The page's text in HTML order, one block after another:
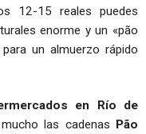
12-15 reales puedes
enorme y un «pão
un almuerzo rápido
en Río de
las cadenas
Pão